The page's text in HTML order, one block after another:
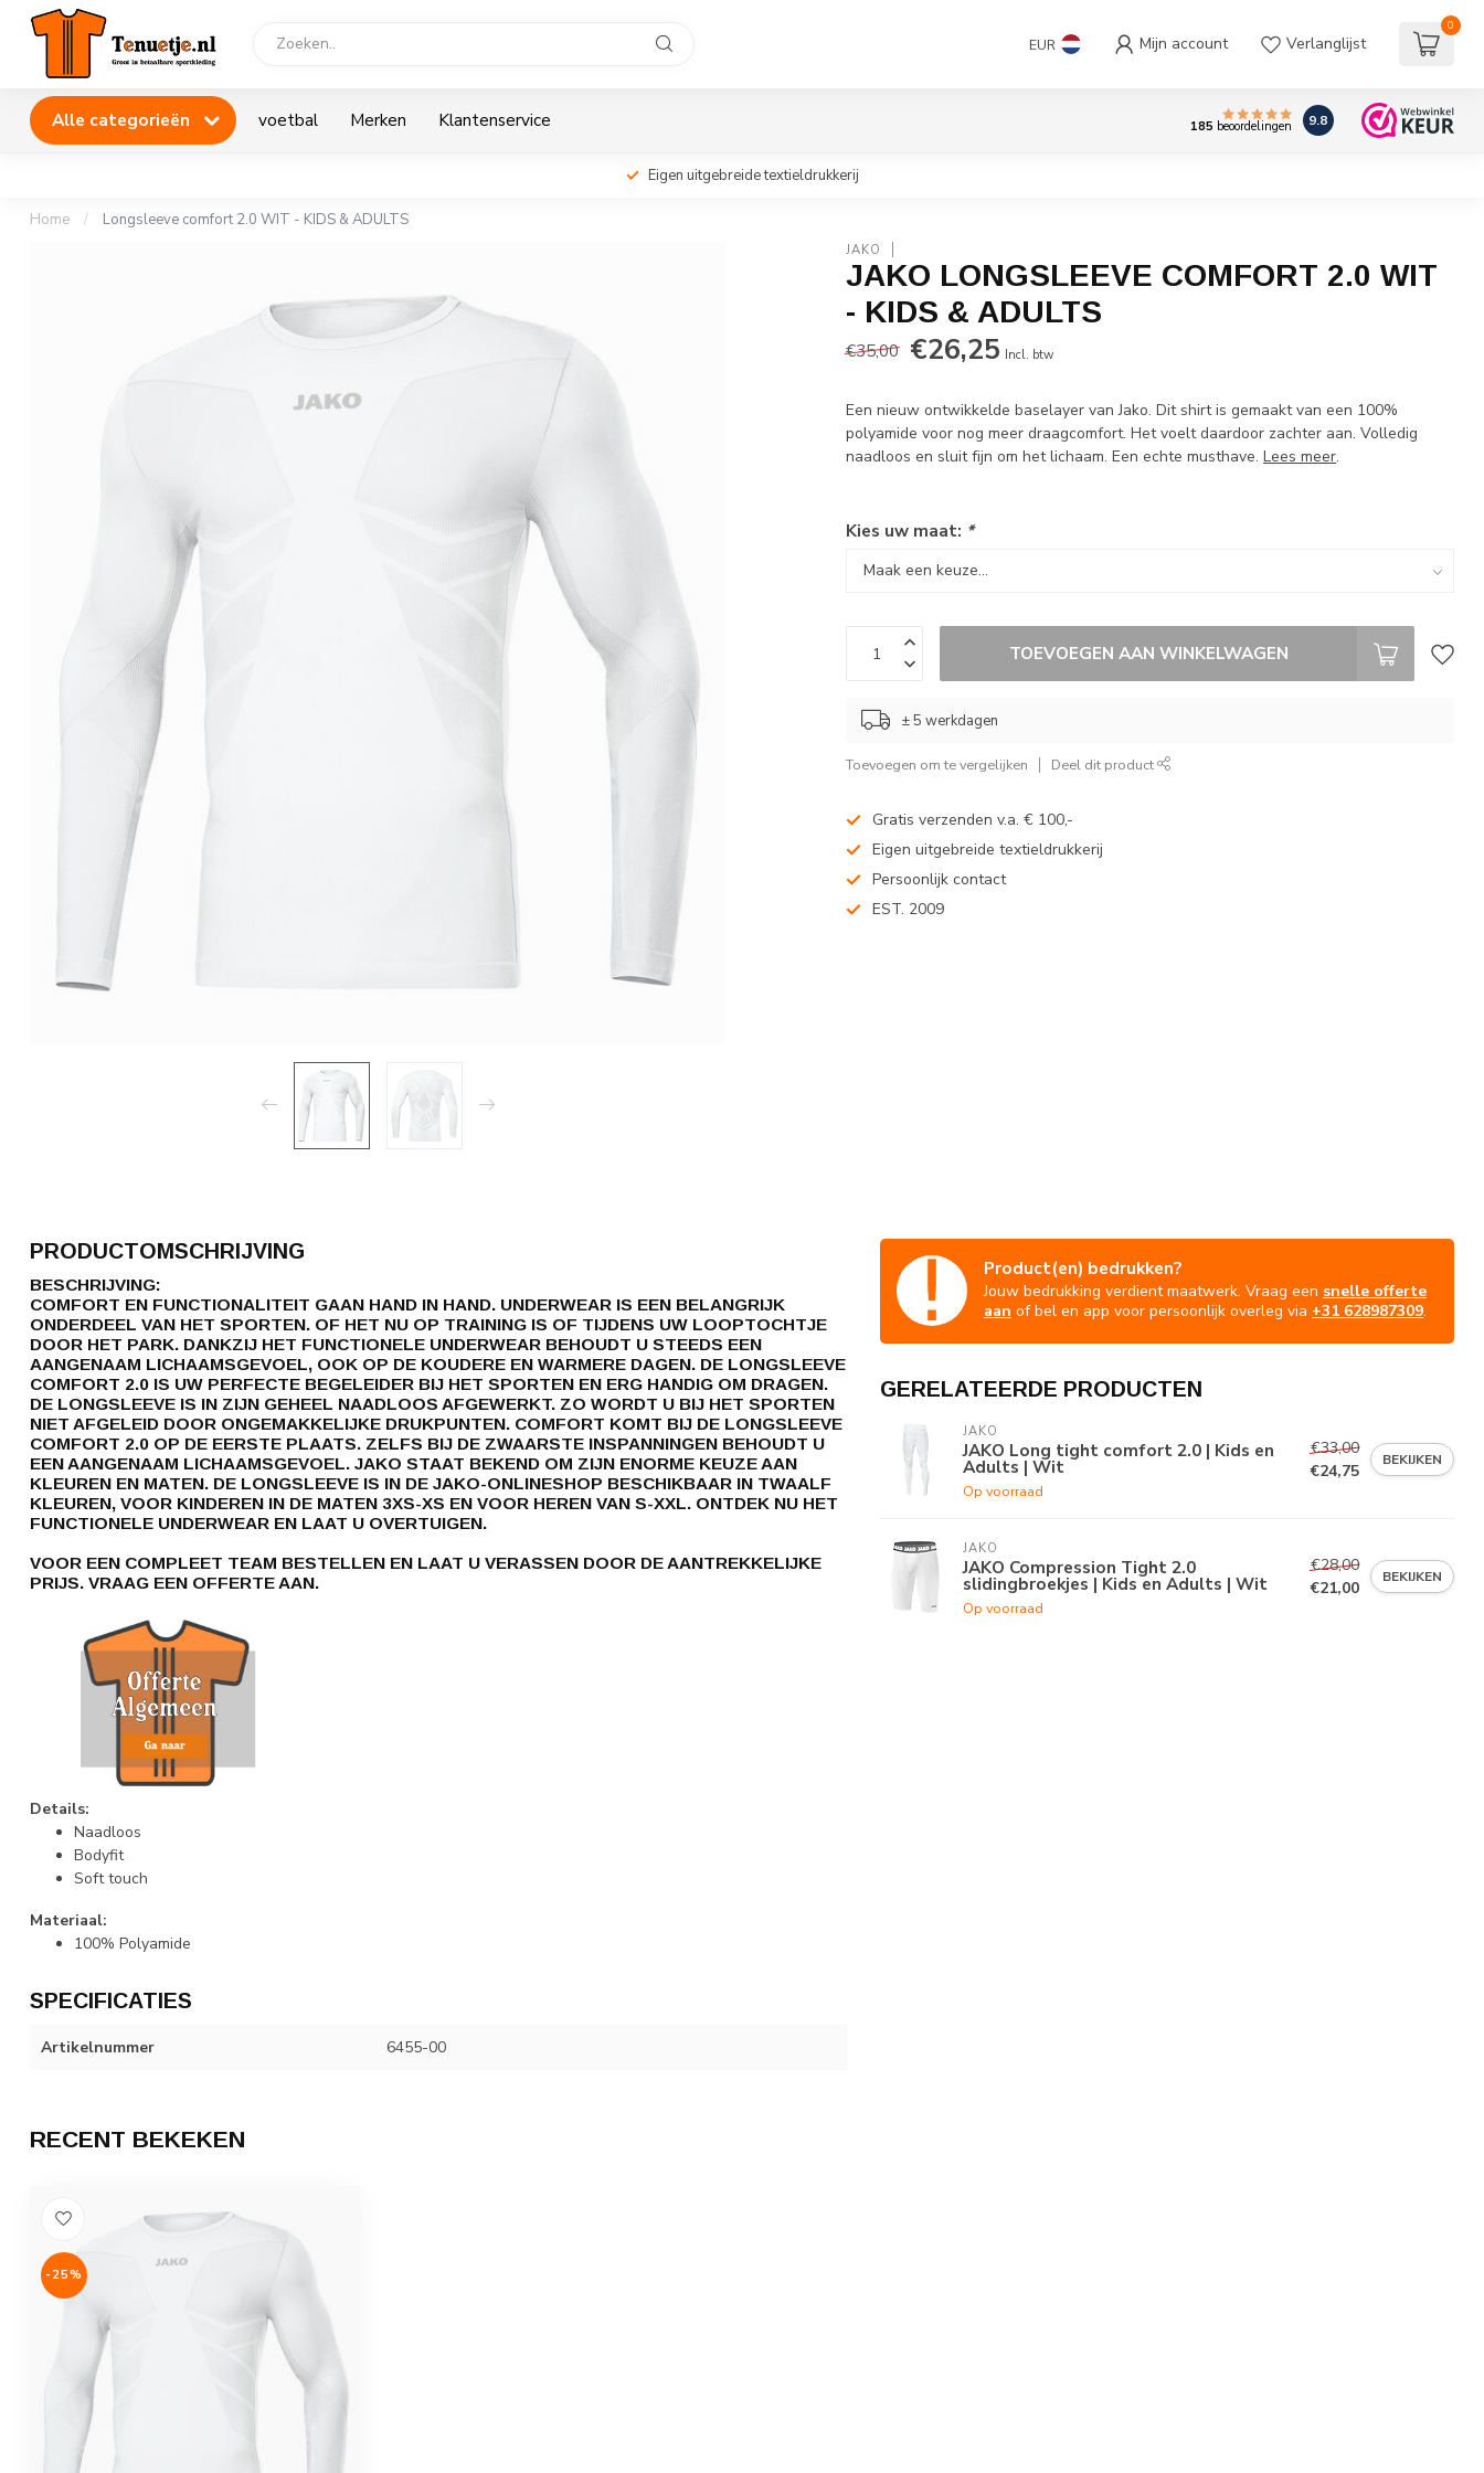
EUR Mijn account Verlanglijst
0
Alle categorieën voetbal Merken Klantenservice 185 beoordelingen 9.8
Eigen uitgebreide textieldrukkerij
Home / Longsleeve comfort 2.0 WIT - KIDS & ADULTS
JAKO
JAKO LONGSLEEVE COMFORT 2.0 WIT
- KIDS & ADULTS
€35,00 €26,25 Incl. btw
Een nieuw ontwikkelde baselayer van Jako. Dit shirt is gemaakt van een 100%
polyamide voor nog meer draagcomfort. Het voelt daardoor zachter aan. Volledig
naadloos en sluit fijn om het lichaam. Een echte musthave.Lees meer.
Kies uw maat: *
TOEVOEGEN AAN WINKELWAGEN
± 5 werkdagen
Toevoegen om te vergelijken Deel dit product
Gratis verzenden v.a. € 100,-
Eigen uitgebreide textieldrukkerij
Persoonlijk contact
EST. 2009
PRODUCTOMSCHRIJVING
BESCHRIJVING:
COMFORT EN FUNCTIONALITEIT GAAN HAND IN HAND. UNDERWEAR IS EEN BELANGRIJK
ONDERDEEL VAN HET SPORTEN. OF HET NU OP TRAINING IS OF TIJDENS UW LOOPTOCHTJE
DOOR HET PARK. DANKZIJ HET FUNCTIONELE UNDERWEAR BEHOUDT U STEEDS EEN
AANGENAAM LICHAAMSGEVOEL, OOK OP DE KOUDERE EN WARMERE DAGEN. DE LONGSLEEVE
COMFORT 2.0 IS UW PERFECTE BEGELEIDER BIJ HET SPORTEN EN ERG HANDIG OM DRAGEN.
DE LONGSLEEVE IS IN ZIJN GEHEEL NAADLOOS AFGEWERKT. ZO WORDT U BIJ HET SPORTEN
NIET AFGELEID DOOR ONGEMAKKELIJKE DRUKPUNTEN. COMFORT KOMT BIJ DE LONGSLEEVE
COMFORT 2.0 OP DE EERSTE PLAATS. ZELFS BIJ DE ZWAARSTE INSPANNINGEN BEHOUDT U
EEN AANGENAAM LICHAAMSGEVOEL. JAKO STAAT BEKEND OM ZIJN ENORME KEUZE AAN
KLEUREN EN MATEN. DE LONGSLEEVE IS IN DE JAKO-ONLINESHOP BESCHIKBAAR IN TWAALF
KLEUREN, VOOR KINDEREN IN DE MATEN 3XS-XS EN VOOR HEREN VAN S-XXL. ONTDEK NU HET
FUNCTIONELE UNDERWEAR EN LAAT U OVERTUIGEN.
VOOR EEN COMPLEET TEAM BESTELLEN EN LAAT U VERASSEN DOOR DE AANTREKKELIJKE
PRIJS. VRAAG EEN OFFERTE AAN.
Details:
Naadloos
Bodyfit
Soft touch
Materiaal:
100% Polyamide
SPECIFICATIES
Artikelnummer 6455-00
Product(en) bedrukken?
Jouw bedrukking verdient maatwerk. Vraag een snelle offerte
aan of bel en app voor persoonlijk overleg via +31 628987309.
GERELATEERDE PRODUCTEN
JAKO
JAKO Long tight comfort 2.0 | Kids en
Adults | Wit
Op voorraad
€33,00
€24,75
BEKIJKEN
JAKO
JAKO Compression Tight 2.0
slidingbroekjes | Kids en Adults | Wit
Op voorraad
€28,00
€21,00
BEKIJKEN
RECENT BEKEKEN
-25%